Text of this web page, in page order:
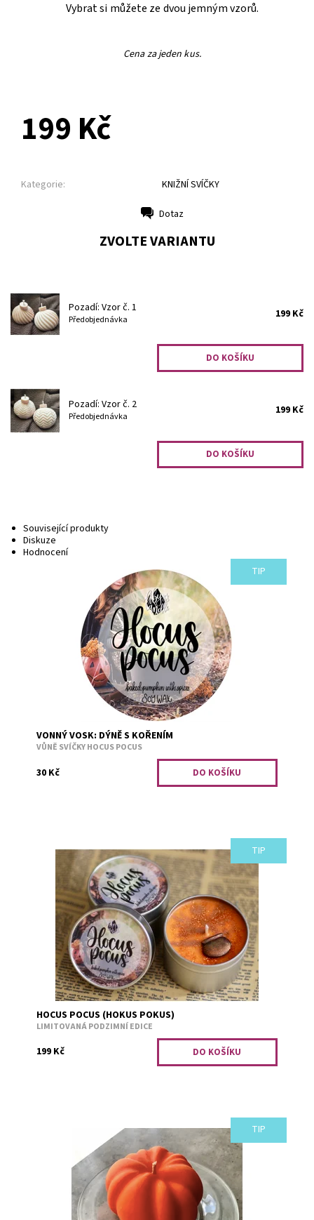
Vybrat si můžete ze dvou jemným vzorů.
Cena za jeden kus.
199 Kč
Kategorie: KNIŽNÍ SVÍČKY
Dotaz
ZVOLTE VARIANTU
Pozadí: Vzor č. 1
Předobjednávka 199 Kč
Pozadí: Vzor č. 2
Předobjednávka 199 Kč
Související produkty
Diskuze
Hodnocení
TIP
Pečená dýně s podzimním kořením. 1 kostička do
aromalampy = 12 g vosku (až 15g) Vůně u jedné kostičky
vydrží až na 8 hodin....
Dostupnost:
Skladem
2865
VONNÝ VOSK: DÝNĚ S KOŘENÍM
VŮNĚ SVÍČKY HOCUS POCUS
30 Kč
TIP
Až zase budete zkoušet nějaká kouzla, nezapomeňte si
zapálit tuhle svíčku. Pečená dýně s podzimním kořením.
Dostupnost:
Skladem 2
Kód:
1731
HOCUS POCUS (HOKUS POKUS)
LIMITOVANÁ PODZIMNÍ EDICE
199 Kč
TIP
Jednoduchý talířek pro volně stojící svíčky, kdy by se
mohlo stát, že vám horký vosk steče mimo svíčku. (Po
ztuhnutí můžete přebytečný vosk vždy...
Dostupnost:
Skladem 2
2913